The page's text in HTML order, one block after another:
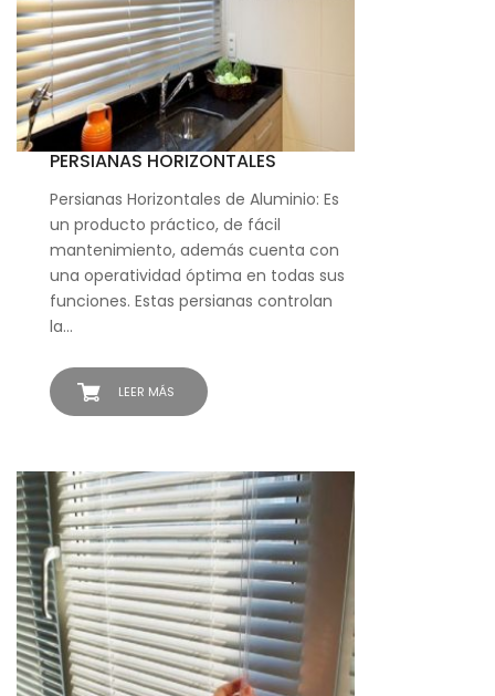
LEER MÁS
PERSIANAS HORIZONTALES
Persianas Horizontales de Aluminio: Es
un producto práctico, de fácil
mantenimiento, además cuenta con
una operatividad óptima en todas sus
funciones. Estas persianas controlan
la…